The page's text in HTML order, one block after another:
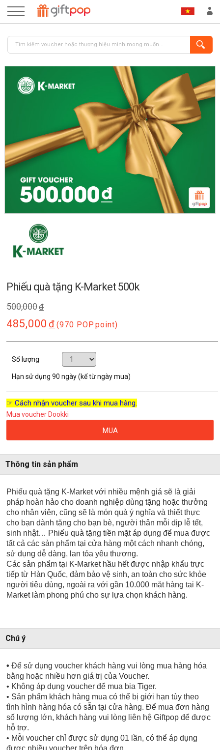
ĐĂNG NHẬP ĐĂNG KÝ
Phiếu quà tặng K-Market 500k
500,000đ
485,000 đ (970 POP point)
Số lượng
Hạn sử dụng90 ngày (kể từ ngày mua)
☞ Cách nhận voucher sau khi mua hàng.
Mua voucher Dookki
MUA
Thông tin sản phẩm
Phiếu quà tặng K-Market với nhiều mệnh giá sẽ là giải
pháp hoàn hảo cho doanh nghiệp dùng tặng hoặc thưởng
cho nhân viên, cũng sẽ là món quà ý nghĩa và thiết thực
cho bạn dành tặng cho bạn bè, người thân mỗi dịp lễ tết,
sinh nhật… Phiếu quà tặng tiền mặt áp dụng để mua được
tất cả các sản phẩm tại cửa hàng một cách nhanh chóng,
sử dụng dễ dàng, lan tỏa yêu thương.
Các sản phẩm tại K-Market hầu hết được nhập khẩu trực
tiếp từ Hàn Quốc, đảm bảo vệ sinh, an toàn cho sức khỏe
người tiêu dùng, ngoài ra với gần 10.000 mặt hàng tại K-
Market làm phong phú cho sự lựa chọn khách hàng.
Chú ý
•Để sử dụng voucher khách hàng vui lòng mua hàng hóa
bằng hoặc nhiều hơn giá trị của Voucher.
• Không áp dụng voucher để mua bia Tiger.
• Sản phẩm khách hàng mua có thể bị giới hạn tùy theo
tình hình hàng hóa có sẵn tại cửa hàng. Để mua đơn hàng
số lượng lớn, khách hàng vui lòng liên hệ Giftpop để được
hỗ trợ.
• Mỗi voucher chỉ được sử dụng 01 lần, có thể áp dụng